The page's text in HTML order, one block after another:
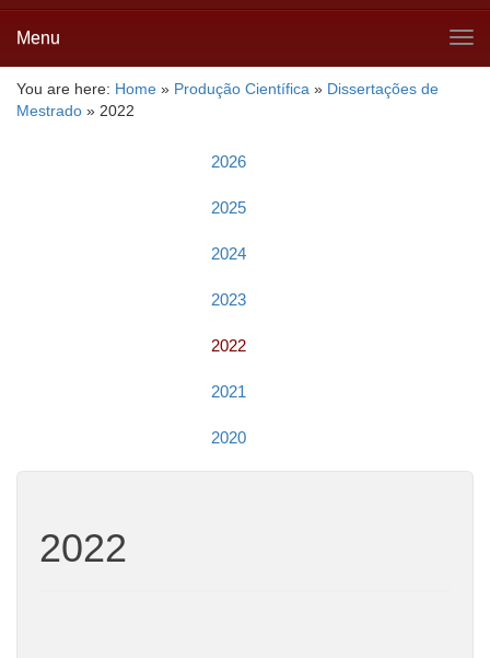
Menu
You are here: Home » Produção Científica » Dissertações de
Mestrado » 2022
2026
2025
2024
2023
2022
2021
2020
2022